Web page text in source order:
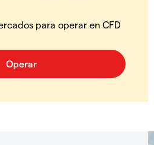
para operar en CFD